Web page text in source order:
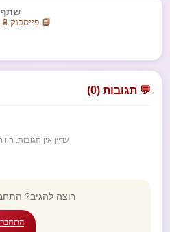
📘 פייסבוק
💬 תגובות (0)
עדיין אין תגובות.
רוצה להגיב?